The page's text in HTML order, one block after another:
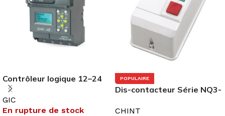
Contrôleur logique 12–24
VCC GIC
GIC
En rupture de stock
POPULAIRE
Dis-contacteur Série NQ3-
CHINT